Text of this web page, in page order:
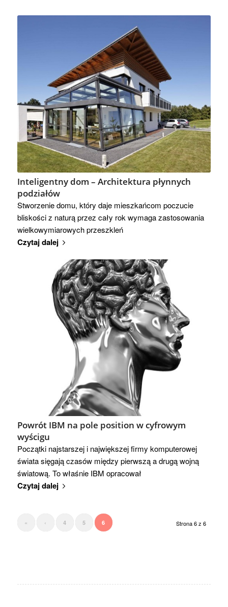
Inteligentny dom – Architektura płynnych
podziałów
Stworzenie domu, który daje mieszkańcom poczucie
bliskości z naturą przez cały rok wymaga zastosowania
wielkowymiarowych przeszkleń
Czytaj dalej
Powrót IBM na pole position w cyfrowym
wyścigu
Początki najstarszej i największej firmy komputerowej
świata sięgają czasów między pierwszą a drugą wojną
światową. To właśnie IBM opracował
Czytaj dalej
Strona 6 z 6
« ‹ 4 5 6